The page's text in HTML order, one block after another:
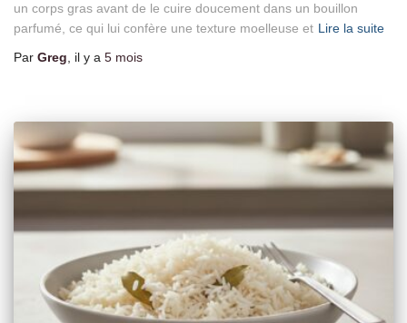
un corps gras avant de le cuire doucement dans un bouillon
parfumé, ce qui lui confère une texture moelleuse et Lire la suite
Par Greg , il y a 5 mois